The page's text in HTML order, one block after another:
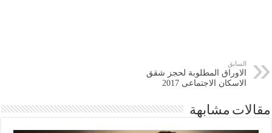
السابق
الاوراق المطلوبة لحجز شقق
الاسكان الاجتماعى 2017
مقالات مشابهة